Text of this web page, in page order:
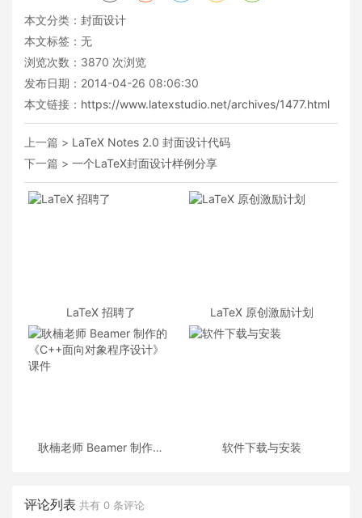
本文分类： 封面设计
本文标签：无
浏览次数： 3870 次浏览
发布日期：2014-04-26 08:06:30
本文链接： https://www.latexstudio.net/archives/1477.html
上一篇 > LaTeX Notes 2.0 封面设计代码
下一篇 > 一个LaTeX封面设计样例分享
LaTeX 招聘了 LaTeX 原创激励计划
耿楠老师 Beamer 制作的
软件下载与安装
评论列表 共有 0 条评论